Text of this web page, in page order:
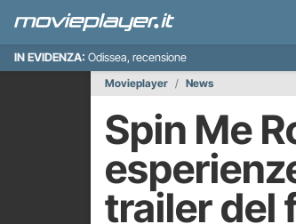
IN EVIDENZA: Odissea, recensione
Movieplayer
News
Spin Me
trailer del